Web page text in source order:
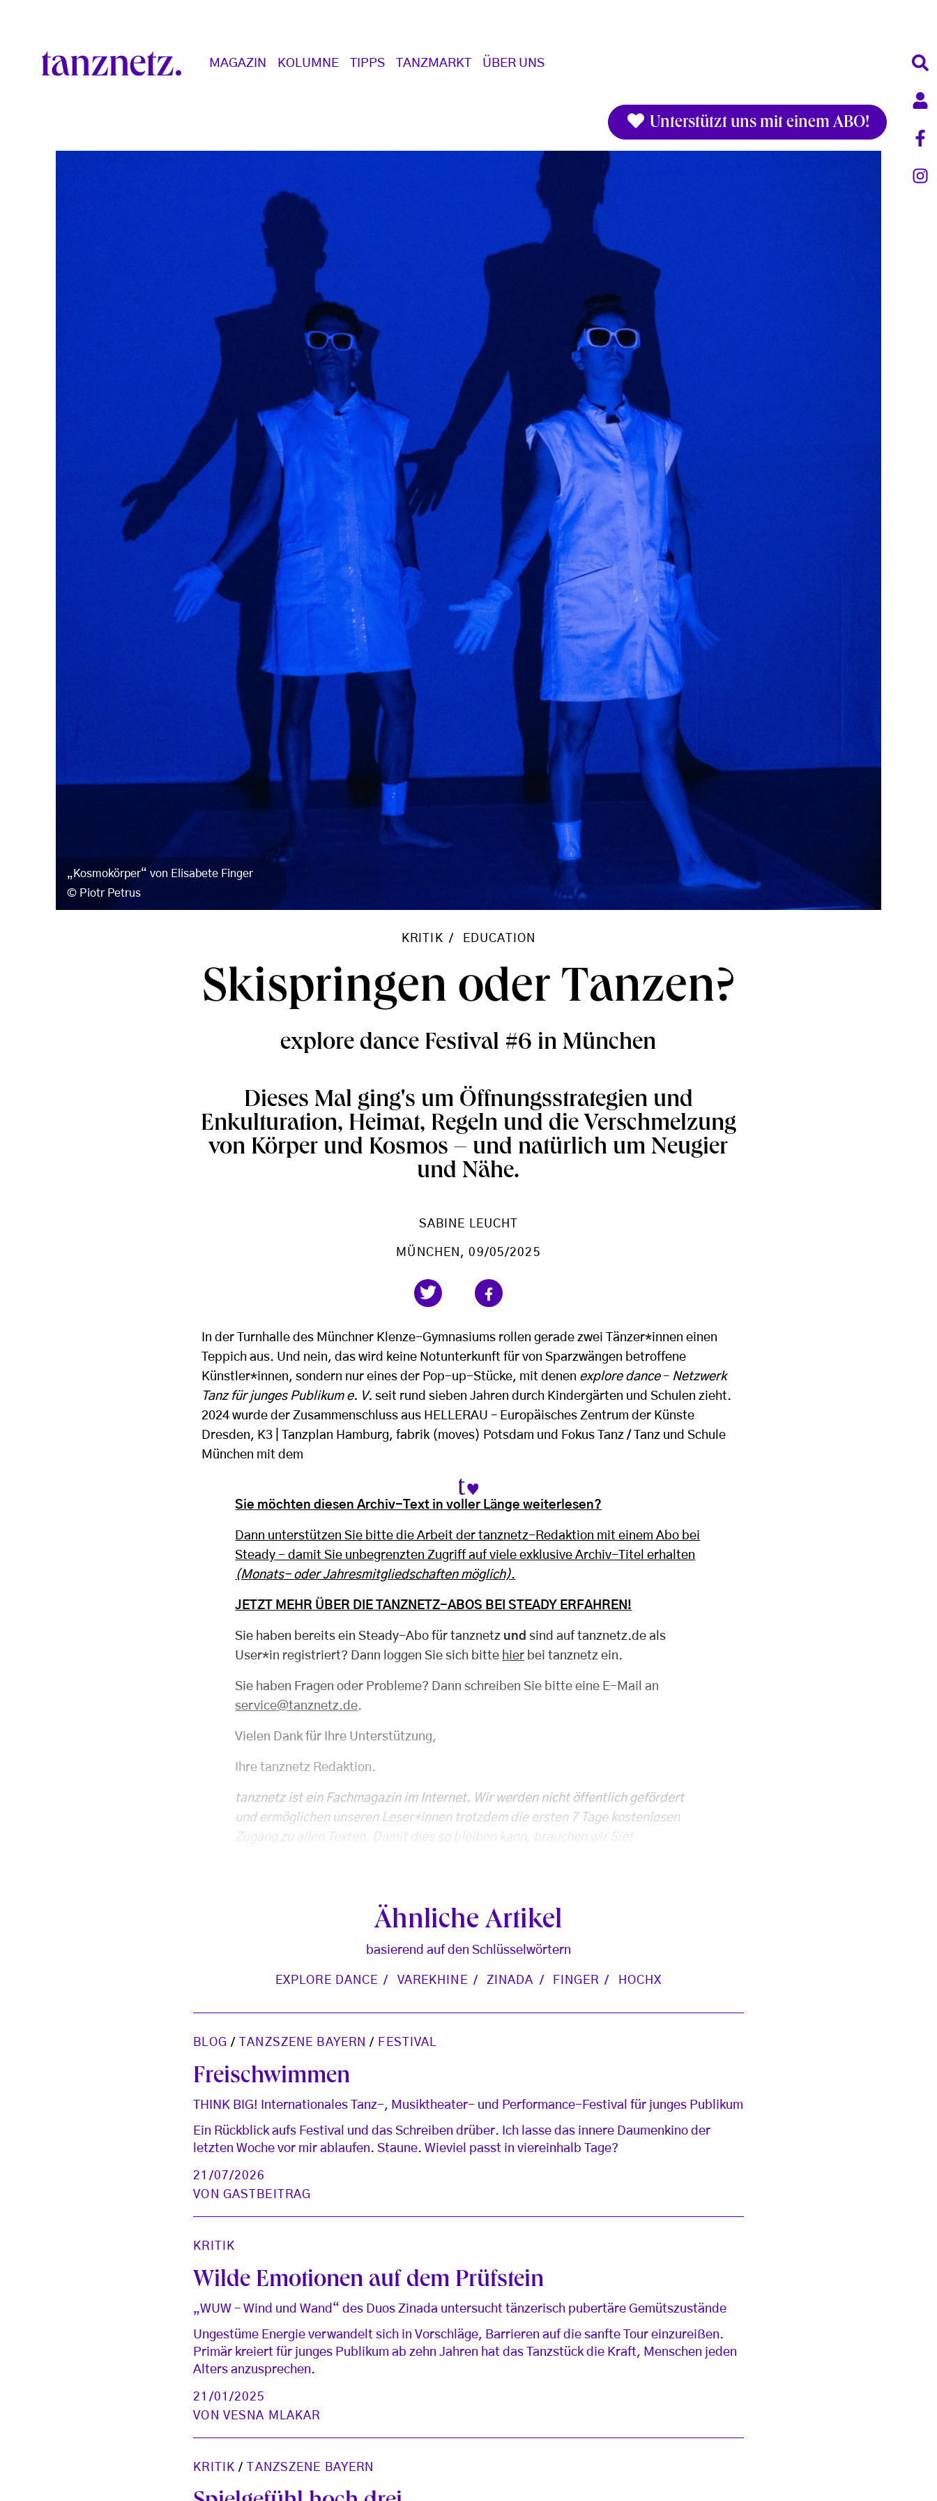
Main navigation
MAGAZIN KOLUMNE TIPPS TANZMARKT ÜBER UNS
Unterstützt uns mit einem ABO!
„Kosmokörper“ von Elisabete Finger
Piotr Petrus
KRITIK EDUCATION
Skispringen oder Tanzen?
explore dance Festival #6 in München
Dieses Mal ging's um Öffnungsstrategien und
Enkulturation, Heimat, Regeln und die Verschmelzung
von Körper und Kosmos – und natürlich um Neugier
und Nähe.
SABINE LEUCHT
MÜNCHEN , 09/05/2025
In der Turnhalle des Münchner Klenze-Gymnasiums rollen gerade zwei Tänzer*innen einen
Teppich aus. Und nein, das wird keine Notunterkunft für von Sparzwängen betroffene
Künstler*innen, sondern nur eines der Pop-up-Stücke, mit denen explore dance– Netzwerk
Tanz für junges Publikum e. V. seit rund sieben Jahren durch Kindergärten und Schulen zieht.
2024 wurde der Zusammenschluss aus HELLERAU – Europäisches Zentrum der Künste
Dresden, K3 | Tanzplan Hamburg, fabrik (moves) Potsdam und Fokus Tanz / Tanz und Schule
München mit dem
Sie möchten diesen Archiv-Text in voller Länge weiterlesen?
Dann unterstützen Sie bitte die Arbeit der tanznetz-Redaktion mit einem Abo bei
Steady - damit Sie unbegrenzten Zugriff auf viele exklusive Archiv-Titel erhalten
(Monats- oder Jahresmitgliedschaften möglich).
JETZT MEHR ÜBER DIE TANZNETZ-ABOS BEI STEADY ERFAHREN!
Sie haben bereits ein Steady-Abo für tanznetz undsind auf tanznetz.de als
User*in registriert? Dann loggen Sie sich bitte hier bei tanznetz ein.
Sie haben Fragen oder Probleme? Dann schreiben Sie bitte eine E-Mail an
service@tanznetz.de.
Vielen Dank für Ihre Unterstützung,
Ihre tanznetz Redaktion.
tanznetz ist ein Fachmagazin im Internet. Wir werden nicht öffentlich gefördert
und ermöglichen unseren Leser*innen trotzdem die ersten 7 Tage kostenlosen
Zugang zu allen Texten. Damit dies so bleiben kann, brauchen wir Sie!
Ähnliche Artikel
basierend auf den Schlüsselwörtern
EXPLORE DANCE VAREKHINE ZINADA FINGER HOCHX
BLOG / TANZSZENE BAYERN / FESTIVAL
Freischwimmen
THINK BIG! Internationales Tanz-, Musiktheater- und Performance-Festival für junges Publikum
Ein Rückblick aufs Festival und das Schreiben drüber. Ich lasse das innere Daumenkino der
letzten Woche vor mir ablaufen. Staune. Wieviel passt in viereinhalb Tage?
21/07/2026
VON GASTBEITRAG
KRITIK
Wilde Emotionen auf dem Prüfstein
„WUW – Wind und Wand“ des Duos Zinada untersucht tänzerisch pubertäre Gemütszustände
Ungestüme Energie verwandelt sich in Vorschläge, Barrieren auf die sanfte Tour einzureißen.
Primär kreiert für junges Publikum ab zehn Jahren hat das Tanzstück die Kraft, Menschen jeden
Alters anzusprechen.
21/01/2025
VON VESNA MLAKAR
KRITIK / TANZSZENE BAYERN